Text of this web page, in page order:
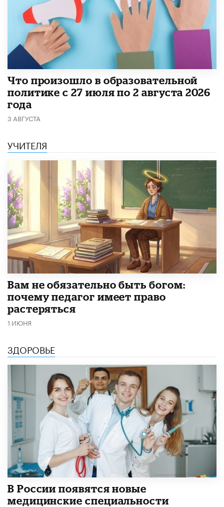
​Что произошло в образовательной
политике с 27 июля по 2 августа 2026
года
3 АВГУСТА
УЧИТЕЛЯ
​Вам не обязательно быть богом:
почему педагог имеет право
растеряться
1 ИЮНЯ
ЗДОРОВЬЕ
В России появятся новые
медицинские специальности